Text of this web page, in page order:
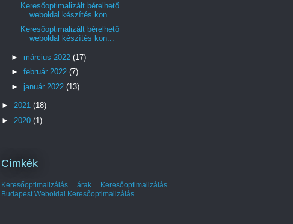
Keresőoptimalizált bérelhető
weboldal készítés kon...
Keresőoptimalizált bérelhető
weboldal készítés kon...
► március 2022 (17)
► február 2022 (7)
► január 2022 (13)
► 2021 (18)
► 2020 (1)
Címkék
Keresőoptimalizálás árak
Keresőoptimalizálás
Budapest Weboldal Keresőoptimalizálás